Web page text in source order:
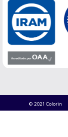
© 2021 Colorin